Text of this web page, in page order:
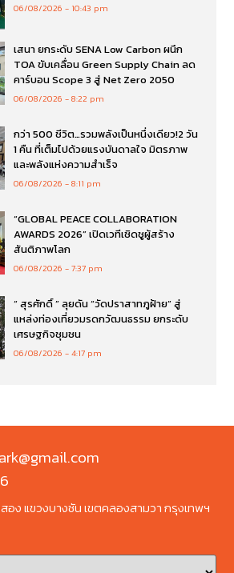
06/08/2026 10:43 pm
เสนา ยกระดับ SENA Low Carbon ผนึก
TOA ขับเคลื่อน Green Supply Chain ลด
คาร์บอน Scope 3 สู่ Net Zero 2050
06/08/2026 8:22 pm
กว่า 500 ชีวิต…รวมพลังเป็นหนึ่งเดียว!2 วัน
1 คืน ที่เต็มไปด้วยแรงบันดาลใจ มิตรภาพ
และพลังแห่งความสำเร็จ
06/08/2026 8:11 pm
“GLOBAL PEACE COLLABORATION
AWARDS 2026” เปิดเวทีเชิดชูผู้สร้าง
สันติภาพโลก
06/08/2026 7:37 pm
“ สุรศักดิ์ ” ลุยดัน “วัดปราสาทภูฝ้าย” สู่
แหล่งท่องเที่ยวมรดกวัฒนธรรม ยกระดับ
เศรษฐกิจชุมชน
06/08/2026 4:17 pm
ง แขวงบางชัน เขตคลองสามวา กรุงเทพฯ